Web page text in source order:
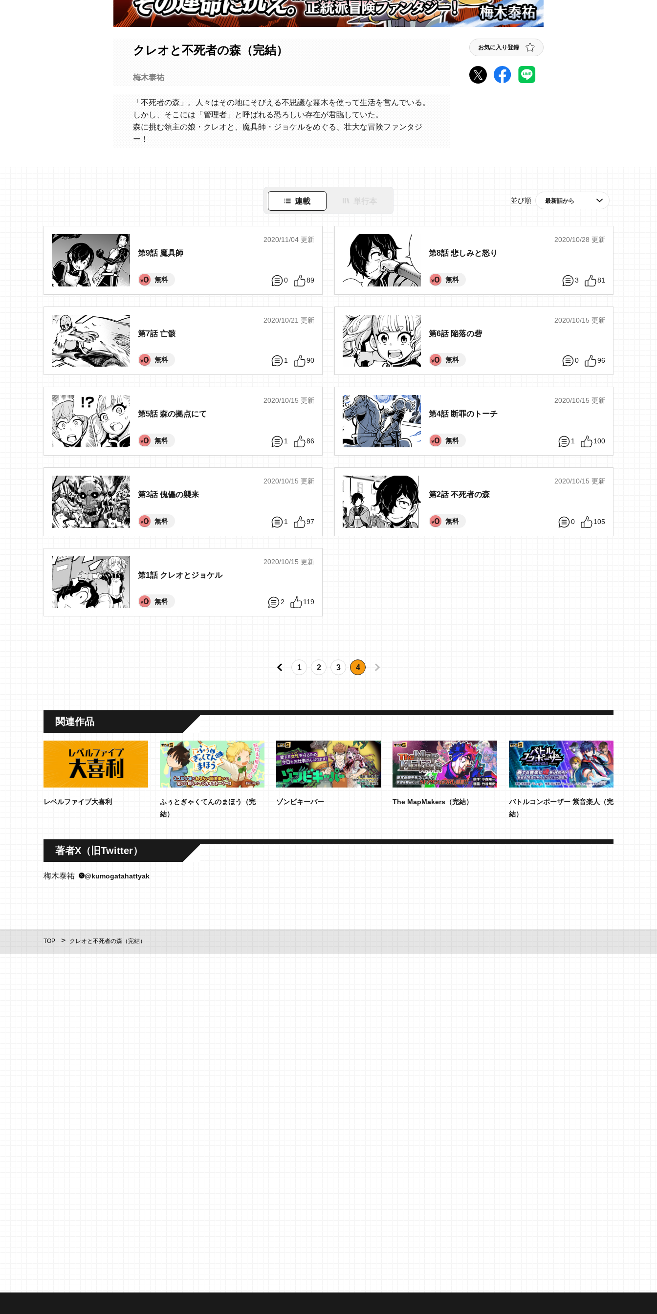
クレオと不死者の森（完結）
梅木泰祐
「不死者の森」。人々はその地にそびえる不思議な霊木を使って生活を営んでいる。
しかし、そこには「管理者」と呼ばれる恐ろしい存在が君臨していた。
森に挑む領主の娘・クレオと、魔具師・ジョケルをめぐる、壮大な冒険ファンタジ
ー！
お気に入り登録
連載 単行本 並び順
2020/11/04 更新
第9話 魔具師
無料 0 89
2020/10/28 更新
第8話 悲しみと怒り
無料 3 81
2020/10/21 更新
第7話 亡骸
無料 1 90
2020/10/15 更新
第6話 陥落の砦
無料 0 96
2020/10/15 更新
第5話 森の拠点にて
無料 1 86
2020/10/15 更新
第4話 断罪のトーチ
無料 1 100
2020/10/15 更新
第3話 傀儡の襲来
無料 1 97
2020/10/15 更新
第2話 不死者の森
無料 0 105
2020/10/15 更新
第1話 クレオとジョケル
無料 2 119
1 2 3 4
関連作品
レベルファイブ大喜利
ふぅとぎゃくてんのまほう（完
結）
ゾンビキーパー The MapMakers（完結）
バトルコンポーザー 紫音楽人（完
結）
著者X（旧Twitter）
梅木泰祐 @kumogatahattyak
TOP クレオと不死者の森（完結）